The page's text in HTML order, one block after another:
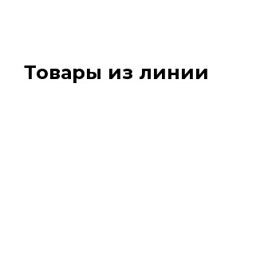
Товары из линии